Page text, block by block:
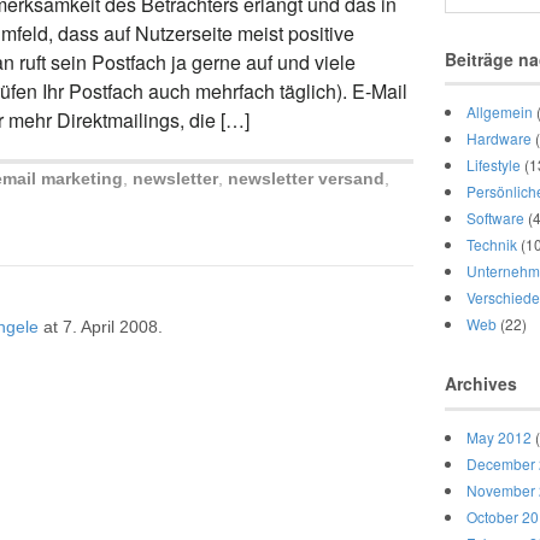
dass auf Nutzerseite meist positive
ruft sein Postfach ja gerne auf und viele
Ihr Postfach auch mehrfach täglich). E-Mail
mehr Direktmailings, die […]
marketing newsletter, newsletter versand
at 7. April 2008.
Beiträge
Allgemein
Hardware
Lifestyle
Software
Technik
Web (22)
Archives
May 2012
December
November
October